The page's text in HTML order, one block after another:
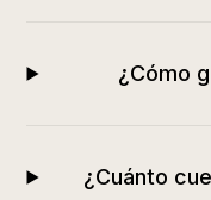
¿Cómo
¿Cuánto